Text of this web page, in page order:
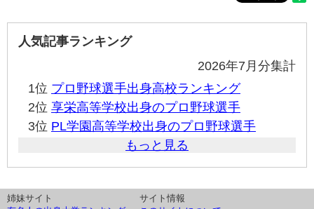
人気記事ランキング
2026年7月分集計
1位 プロ野球選手出身高校ランキング
2位 享栄高等学校出身のプロ野球選手
3位 PL学園高等学校出身のプロ野球選手
もっと見る
姉妹サイト
サイト情報